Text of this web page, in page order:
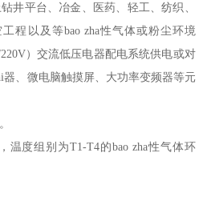
井平台、冶金、医药、轻工、纺织、
程以及等bao zha性气体或粉尘环境
）交流低压电器配电系统供电或对
器、微电脑触摸屏、大功率变频器等元
度组别为T1-T4的bao zha性气体环